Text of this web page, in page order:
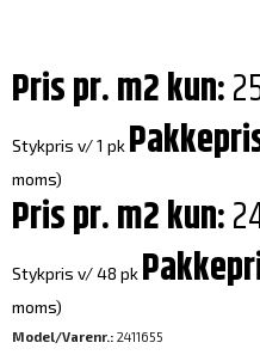
Pris pr. m2 kun:
Stykpris v/ 1 pk
moms)
Pris pr. m2 kun:
Stykpris v/ 48 pk
moms)
Model/Varenr.: 2411655